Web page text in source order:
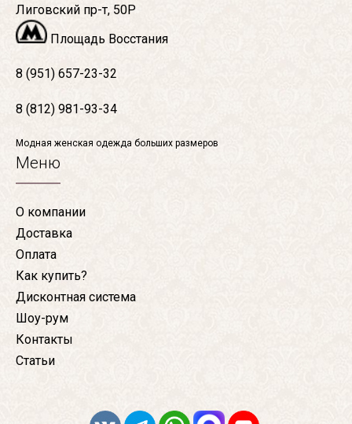
Лиговский пр-т, 50Р
Площадь Восстания
8 (951) 657-23-32
8 (812) 981-93-34
Модная женская одежда больших размеров
Меню
О компании
Доставка
Оплата
Как купить?
Дисконтная система
Шоу-рум
Контакты
Статьи